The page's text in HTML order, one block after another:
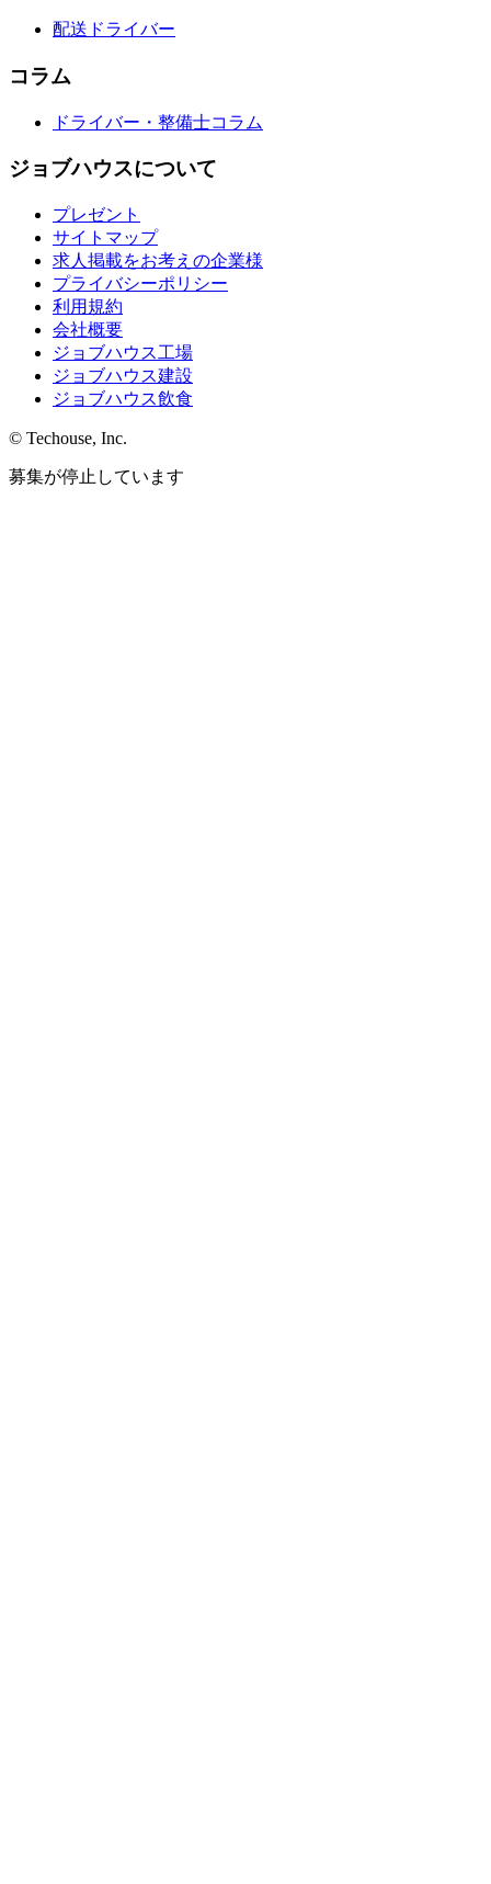
配送ドライバー
コラム
ドライバー・整備士コラム
ジョブハウスについて
プレゼント
サイトマップ
求人掲載をお考えの企業様
プライバシーポリシー
利用規約
会社概要
ジョブハウス工場
ジョブハウス建設
ジョブハウス飲食
© Techouse, Inc.
募集が停止しています